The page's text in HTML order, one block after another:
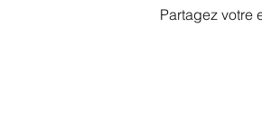
Partagez votre